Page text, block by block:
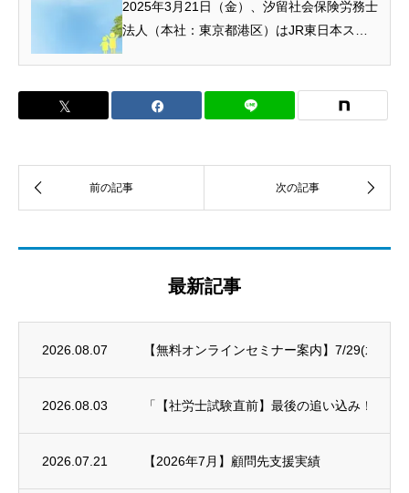
2025年3月21日（金）、汐留社会保険労務士
法人（本社：東京都港区）はJR東日本スタ
最新記事
2026.08.07 【無料オンラインセミナー案内】7/29(水)～
2026.08.03 「【社労士試験直前】最後の追い込み！科
2026.07.21 【2026年7月】顧問先支援実績